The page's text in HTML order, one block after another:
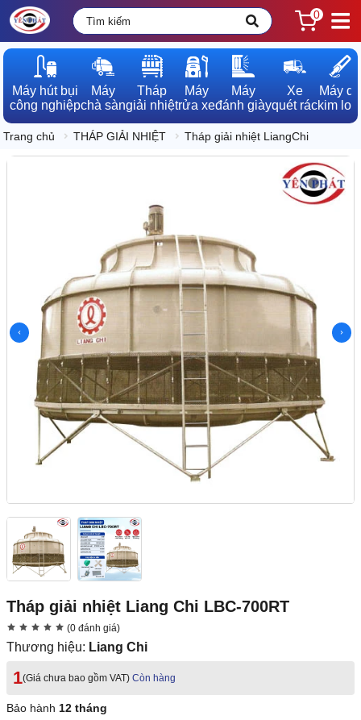
0
Máy hút bụi
công nghiệp
Máy
chà sàn
Tháp
giải nhiệt
Máy
rửa xe
Máy
đánh giày
Xe
quét rác
Máy dò
kim loại
Trang chủ THÁP GIẢI NHIỆT Tháp giải nhiệt LiangChi
Tháp giải nhiệt Liang Chi LBC-700RT
(0 đánh giá)
Thương hiệu: Liang Chi
1(Giá chưa bao gồm VAT) Còn hàng
Bảo hành 12 tháng